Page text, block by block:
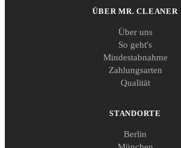
ÜBER MR. CLEANER
Über uns
So geht's
Mindestabnahme
Zahlungsarten
Qualität
STANDORTE
Berlin